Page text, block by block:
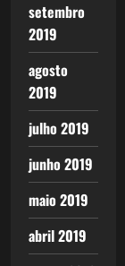
setembro
2019
agosto
2019
julho 2019
junho 2019
maio 2019
abril 2019